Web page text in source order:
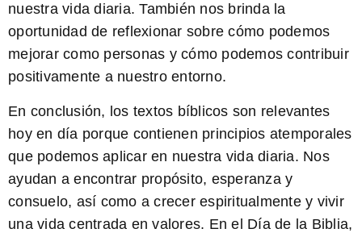
nuestra vida diaria. También nos brinda la
oportunidad de reflexionar sobre cómo podemos
mejorar como personas y cómo podemos contribuir
positivamente a nuestro entorno.
En conclusión, los textos bíblicos son relevantes
hoy en día porque contienen principios atemporales
que podemos aplicar en nuestra vida diaria. Nos
ayudan a encontrar propósito, esperanza y
consuelo, así como a crecer espiritualmente y vivir
una vida centrada en valores. En el Día de la Biblia,